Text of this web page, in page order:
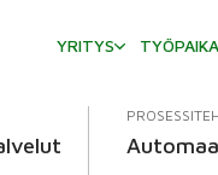
YRITYS